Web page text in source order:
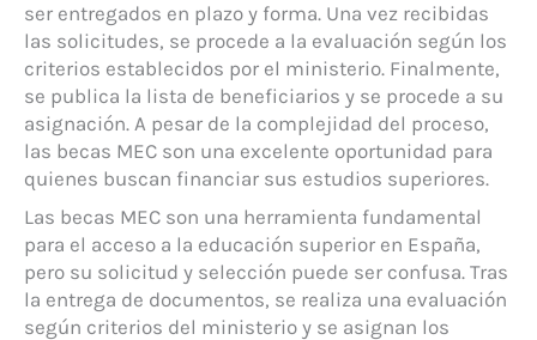
ser entregados en plazo y forma. Una vez recibidas
las solicitudes, se procede a la evaluación según los
criterios establecidos por el ministerio. Finalmente,
se publica la lista de beneficiarios y se procede a su
asignación. A pesar de la complejidad del proceso,
las becas MEC son una excelente oportunidad para
quienes buscan financiar sus estudios superiores.
Las becas MEC son una herramienta fundamental
para el acceso a la educación superior en España,
pero su solicitud y selección puede ser confusa. Tras
la entrega de documentos, se realiza una evaluación
según criterios del ministerio y se asignan los